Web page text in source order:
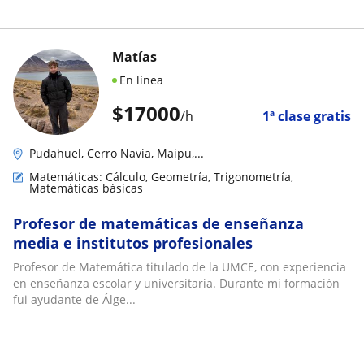
$17000/h 1ª clase gratis
Matías
En línea
Pudahuel, Cerro Navia, Maipu,...
Matemáticas: Cálculo, Geometría, Trigonometría,
Matemáticas básicas
Profesor de matemáticas de enseñanza
media e institutos profesionales
Profesor de Matemática titulado de la UMCE, con experiencia
en enseñanza escolar y universitaria. Durante mi formación
fui ayudante de Álge...